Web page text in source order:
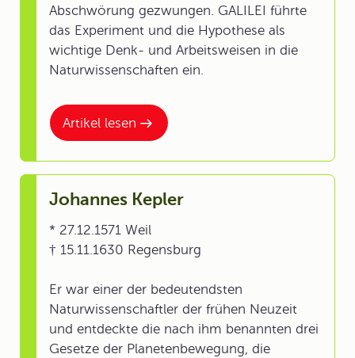
Artikel lesen
Abschwörung gezwungen. GALILEI führte
das Experiment und die Hypothese als
wichtige Denk- und Arbeitsweisen in die
Naturwissenschaften ein.
Johannes Kepler
* 27.12.1571 Weil
† 15.11.1630 Regensburg
Er war einer der bedeutendsten
Naturwissenschaftler der frühen Neuzeit
und entdeckte die nach ihm benannten drei
Gesetze der Planetenbewegung, die